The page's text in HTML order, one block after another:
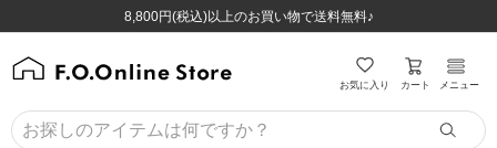
8,800円(税込)以上のお買い物で送料無料♪
ほぼ全品半額！！8/12(水)お昼12:59まで！！
8,800円(税込)以上のお買い物で送料無料♪
ほぼ全品半額！！8/12(水)お昼12:59まで！！
お気に入り カート メニュー